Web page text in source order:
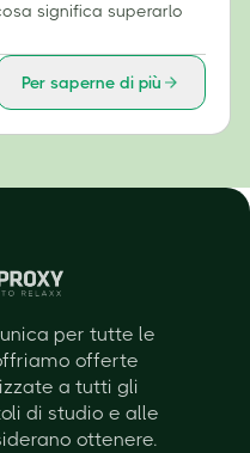
significa superarlo
Per saperne di più
per tutte le
offerte
a tutti gli
di studio e alle
ottenere.